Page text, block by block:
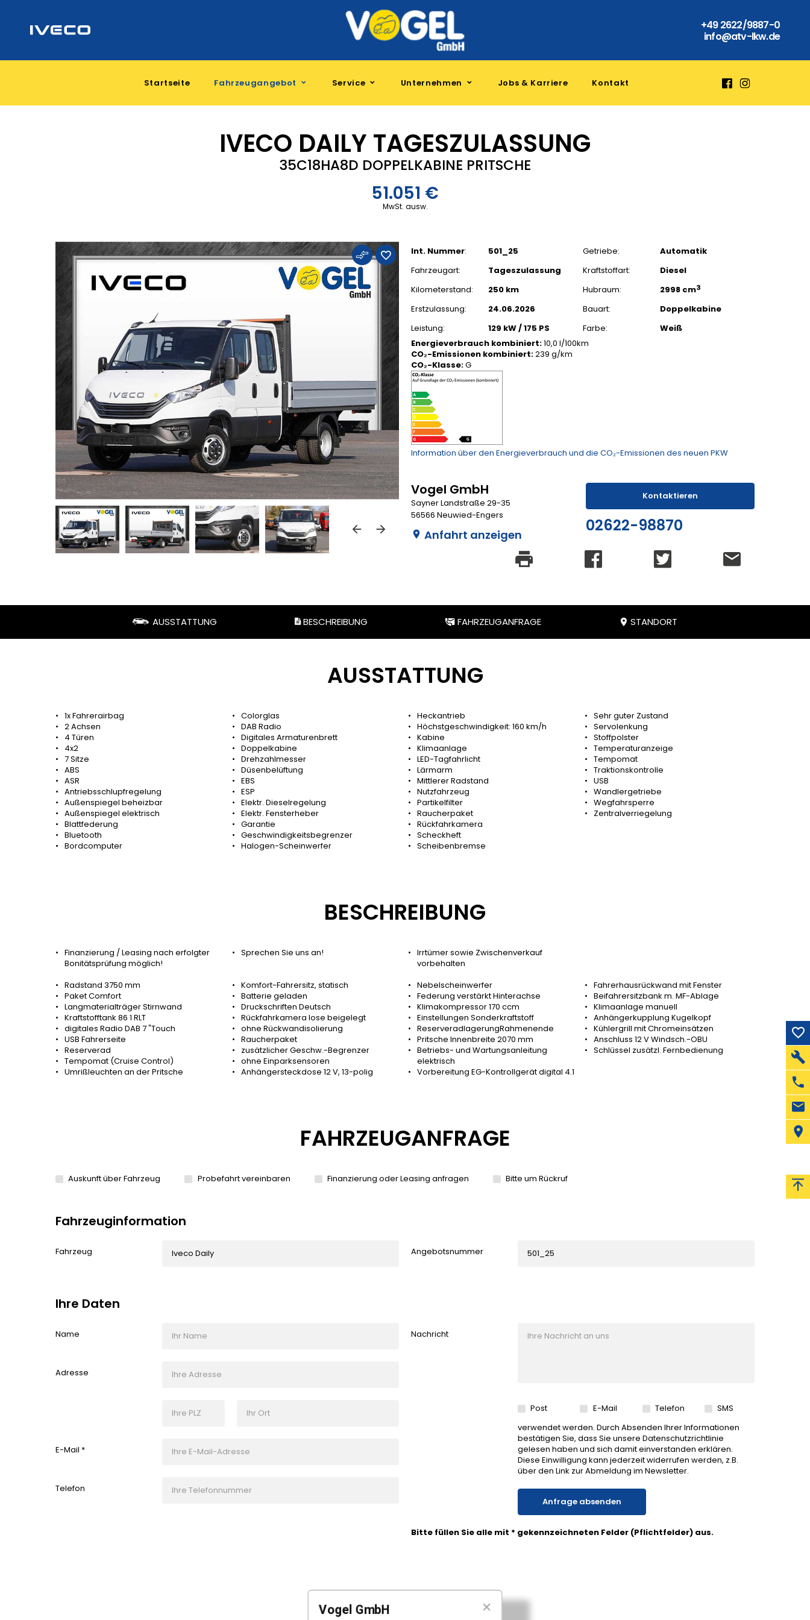
+49 2622/9887-0
info@atv-lkw.de
Startseite Fahrzeugangebot Service Unternehmen Jobs & Karriere Kontakt
IVECO DAILY TAGESZULASSUNG
35C18HA8D DOPPELKABINE PRITSCHE
51.051 €
MwSt. ausw.
Int. Nummer: 501_25 Getriebe:
Automatik
Fahrzeugart:
Tageszulassung Kraftstoffart:
Diesel
Kilometerstand:
250 km Hubraum: 2998 cm3
Erstzulassung: 24.06.2026 Bauart:
Doppelkabine
Leistung:
129 kW / 175 PS Farbe:
Weiß
Energieverbrauch kombiniert:10,0 l/100km
CO₂-Emissionen kombiniert:239 g/km
CO₂-Klasse:G
Information über den Energieverbrauch und die CO₂-Emissionen des neuen PKW
Vogel GmbH
Sayner Landstraße 29-35
56566 Neuwied-Engers
Anfahrt anzeigen
Kontaktieren
02622-98870
AUSSTATTUNG BESCHREIBUNG FAHRZEUGANFRAGE STANDORT
AUSSTATTUNG
1x Fahrerairbag
2 Achsen
4 Türen
4x2
7 Sitze
ABS
ASR
Antriebsschlupfregelung
Außenspiegel beheizbar
Außenspiegel elektrisch
Blattfederung
Bluetooth
Bordcomputer
Colorglas
DAB Radio
Digitales Armaturenbrett
Doppelkabine
Drehzahlmesser
Düsenbelüftung
EBS
ESP
Elektr. Dieselregelung
Elektr. Fensterheber
Garantie
Geschwindigkeitsbegrenzer
Halogen-Scheinwerfer
Heckantrieb
Höchstgeschwindigkeit: 160 km/h
Kabine
Klimaanlage
LED-Tagfahrlicht
Lärmarm
Mittlerer Radstand
Nutzfahrzeug
Partikelfilter
Raucherpaket
Rückfahrkamera
Scheckheft
Scheibenbremse
Sehr guter Zustand
Servolenkung
Stoffpolster
Temperaturanzeige
Tempomat
Traktionskontrolle
USB
Wandlergetriebe
Wegfahrsperre
Zentralverriegelung
BESCHREIBUNG
Finanzierung / Leasing nach erfolgter
Bonitätsprüfung möglich!
Sprechen Sie uns an!
Irrtümer sowie Zwischenverkauf
vorbehalten
Radstand 3750 mm
Paket Comfort
Langmaterialträger Stirnwand
Kraftstofftank 86 1 RLT
digitales Radio DAB 7 "Touch
USB Fahrerseite
Reserverad
Tempomat (Cruise Control)
Umrißleuchten an der Pritsche
Komfort-Fahrersitz, statisch
Batterie geladen
Druckschriften Deutsch
Rückfahrkamera lose beigelegt
ohne Rückwandisolierung
Raucherpaket
zusätzlicher Geschw.-Begrenzer
ohne Einparksensoren
Anhängersteckdose 12 V, 13-polig
Nebelscheinwerfer
Federung verstärkt Hinterachse
Klimakompressor 170 ccm
Einstellungen Sonderkraftstoff
ReserveradlagerungRahmenende
Pritsche Innenbreite 2070 mm
Betriebs- und Wartungsanleitung
elektrisch
Vorbereitung EG-Kontrollgerät digital 4.1
Fahrerhausrückwand mit Fenster
Beifahrersitzbank m. MF-Ablage
Klimaanlage manuell
Anhängerkupplung Kugelkopf
Kühlergrill mit Chromeinsätzen
Anschluss 12 V Windsch.-OBU
Schlüssel zusätzl. Fernbedienung
FAHRZEUGANFRAGE
Auskunft über Fahrzeug Probefahrt vereinbaren Finanzierung oder Leasing anfragen Bitte um Rückruf
Fahrzeuginformation
Fahrzeug Angebotsnummer
Ihre Daten
Name
Adresse
E-Mail *
Telefon
Nachricht
Post E-Mail Telefon
SMS
verwendet werden. Durch Absenden Ihrer Informationen
bestätigen Sie, dass Sie unsere Datenschutzrichtlinie
gelesen haben und sich damit einverstanden erklären.
Diese Einwilligung kann jederzeit widerrufen werden, z.B.
über den Link zur Abmeldung im Newsletter.
Anfrage absenden
Bitte füllen Sie alle mit * gekennzeichneten Felder (Pflichtfelder) aus.